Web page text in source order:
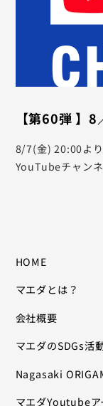
【第60弾 】
8/7(金) 20:00よ
YouTubeチャン
HOME
マエダとは？
会社概要
マエダのSDGs活
Nagasaki
マエダYoutubeア